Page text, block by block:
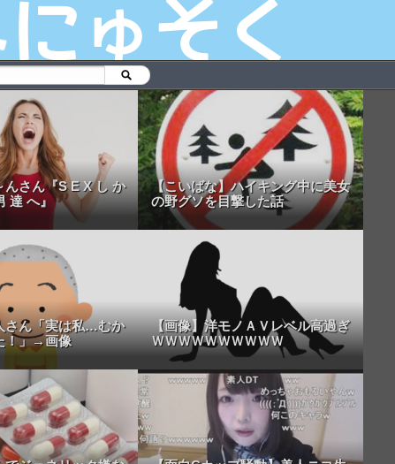
んさん『S E X し か
達 へ』
【こいばな】ハイキング中に美女
の野グソを目撃した話
さん「実は私…むか
！」→画像
【画像】洋モノＡＶレベル高過ぎ
ＷＷＷＷＷＷＷＷＷＷ